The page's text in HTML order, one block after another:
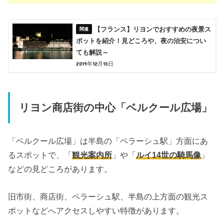
【フランス】リヨンでおすすめの夜景ス
ポットを紹介！見どころや、夜の治安につい
ても解説～
2019年12月15日
リヨン商店街の中心「ベルクール広場」
「ベルクール広場」は半島の「ペラーシュ駅」方面にあ
るスポットで、「観光案内所 」や「ルイ14世の騎馬像 」
などの見どころがあります。
旧市街、商店街、ペラーシュ駅、半島の上方面の観光ス
ポットなどへアクセスしやすい特徴があります。